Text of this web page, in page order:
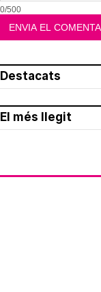
0/500
Destacats
El més llegit